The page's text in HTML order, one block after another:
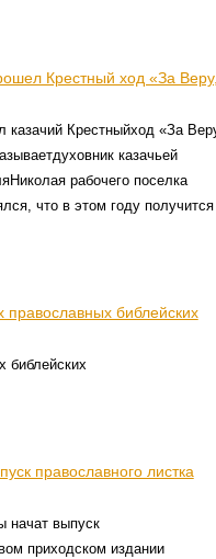
Крестный ход «За
казачий Крестныйход «За
казачьей
рабочего поселка
что в этом году получится
православных библейских
библейских
православного листка
начат выпуск
приходском издании